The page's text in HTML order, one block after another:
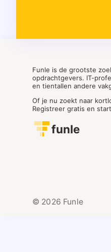
Funle is de grootste
opdrachtgevers. IT-
en tientallen andere
Of je nu zoekt naar
Registreer gratis en
funle
© 2026 Funle